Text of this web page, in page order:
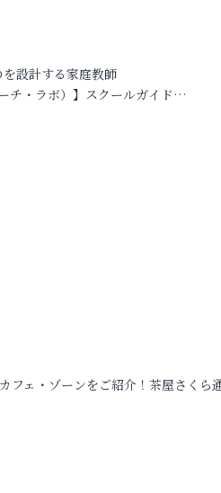
設計する家庭教師
チ・ラボ）】スクールガイド…
フェ・ゾーンをご紹介！茶屋さくら